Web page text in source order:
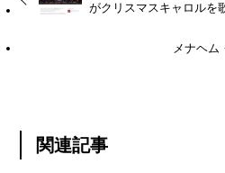
がクリスマスキャロルを
メナヘム
関連記事